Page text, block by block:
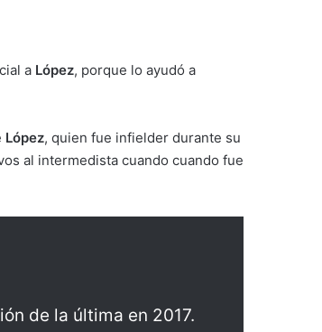
a López, porque lo ayudó a
López, quien fue infielder durante su
al intermedista cuando cuando fue
de la última en 2017.